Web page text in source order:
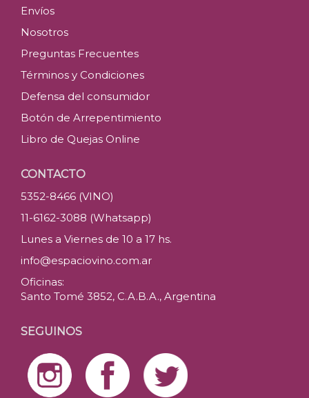
Envíos
Nosotros
Preguntas Frecuentes
Términos y Condiciones
Defensa del consumidor
Botón de Arrepentimiento
Libro de Quejas Online
CONTACTO
5352-8466 (VINO)
11-6162-3088 (Whatsapp)
Lunes a Viernes de 10 a 17 hs.
info@espaciovino.com.ar
Oficinas:
Santo Tomé 3852, C.A.B.A., Argentina
SEGUINOS